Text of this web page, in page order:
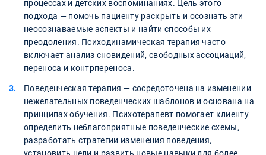
процессах и детских воспоминаниях. Цель этого
подхода — помочь пациенту раскрыть и осознать эти
неосознаваемые аспекты и найти способы их
преодоления. Психодинамическая терапия часто
включает анализ сновидений, свободных ассоциаций,
переноса и контрпереноса.
Поведенческая терапия — сосредоточена на изменении
нежелательных поведенческих шаблонов и основана на
принципах обучения. Психотерапевт помогает клиенту
определить неблагоприятные поведенческие схемы,
разработать стратегии изменения поведения,